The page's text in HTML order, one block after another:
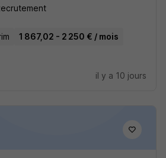
1 867,02 - 2 250 € / mois
il y a 10 jours